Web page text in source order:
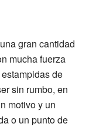
gran cantidad
mucha fuerza
de
sin rumbo, en
motivo y un
o un punto de